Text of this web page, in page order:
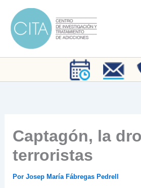
contenido
Captagón, la
terroristas
Por Josep María Fábregas Pedrell